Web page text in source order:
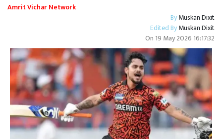
Amrit Vichar Network
ByMuskan Dixit
Edited ByMuskan Dixit
On 19 May 2026 16:17:32